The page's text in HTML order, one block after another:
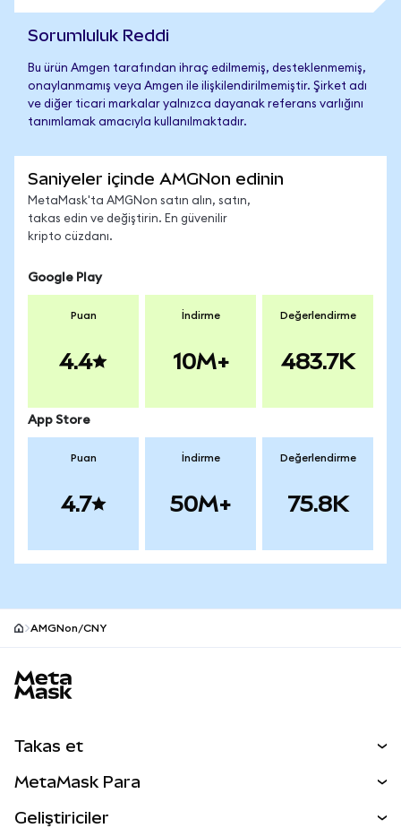
Sorumluluk Reddi
Bu ürün Amgen tarafından ihraç edilmemiş, desteklenmemiş,
onaylanmamış veya Amgen ile ilişkilendirilmemiştir. Şirket adı
ve diğer ticari markalar yalnızca dayanak referans varlığını
tanımlamak amacıyla kullanılmaktadır.
Saniyeler içinde AMGNon edinin
MetaMask'ta AMGNon satın alın, satın,
takas edin ve değiştirin. En güvenilir
kripto cüzdanı.
Google Play
Puan
4.4
İndirme
10M+
Değerlendirme
483.7K
App Store
Puan
4.7
İndirme
50M+
Değerlendirme
75.8K
AMGNon/CNY
Takas et
MetaMask Para
Geliştiriciler